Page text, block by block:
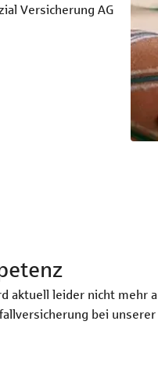
Versicherung AG
aktuell leider nicht mehr
bei